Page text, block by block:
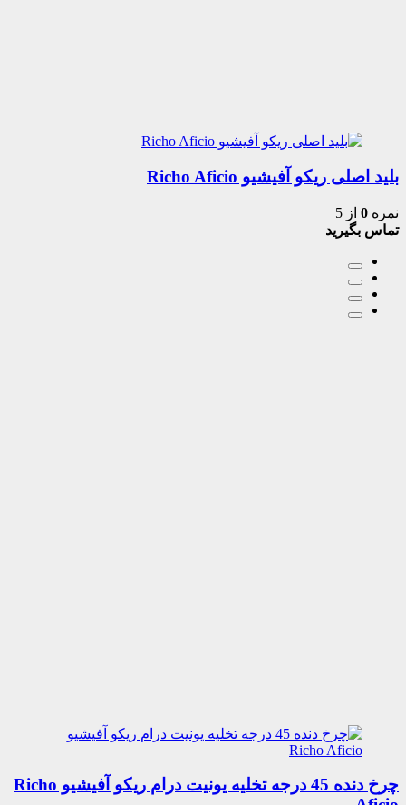
بلید اصلی ریکو آفیشیو Richo Aficio
نمره 0 از 5
تماس بگیرید
چرخ دنده 45 درجه تخلیه یونیت درام ریکو آفیشیو Richo